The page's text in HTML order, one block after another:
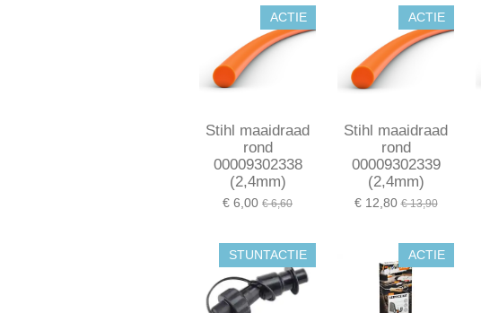
ACTIE
Stihl maaidraad
rond
00009302338
(2,4mm)
€ 6,00 € 6,60
ACTIE
Stihl maaidraad
rond
00009302339
(2,4mm)
€ 12,80 € 13,90
STUNTACTIE ACTIE